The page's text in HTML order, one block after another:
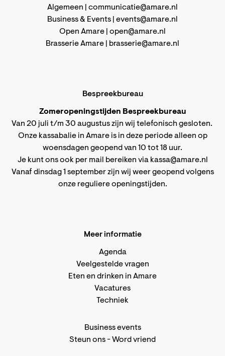
Algemeen | communicatie@amare.nl
Business & Events | events@amare.nl
Open Amare | open@amare.nl
Brasserie Amare |
brasserie@amare.nl
Bespreekbureau
Zomeropeningstijden Bespreekbureau
Van 20 juli t/m 30 augustus zijn wij telefonisch gesloten.
Onze kassabalie in Amare is in deze periode alleen op
woensdagen geopend van 10 tot 18 uur.
Je kunt ons ook per mail bereiken via kassa@amare.nl
Vanaf dinsdag 1 september zijn wij weer geopend volgens
onze reguliere openingstijden.
Meer informatie
Agenda
Veelgestelde vragen
Eten en drinken in Amare
Vacatures
Techniek
Business events
Steun ons-Word vriend